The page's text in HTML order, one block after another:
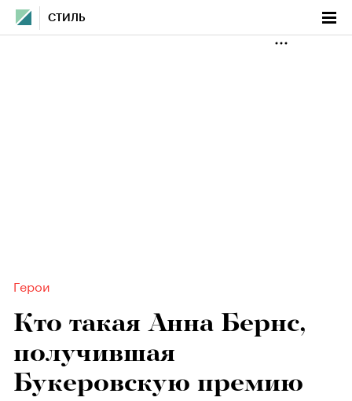
СТИЛЬ
Герои
Кто такая Анна Бернс,
получившая
Букеровскую премию